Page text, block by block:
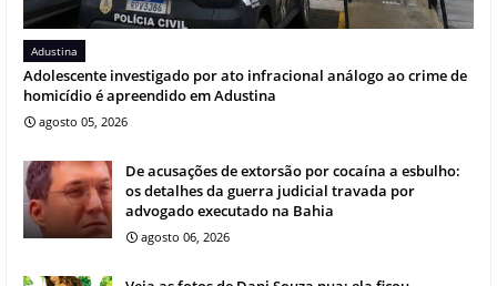
Adustina
Adolescente investigado por ato infracional análogo ao crime de
homicídio é apreendido em Adustina
agosto 05, 2026
De acusações de extorsão por cocaína a esbulho:
os detalhes da guerra judicial travada por
advogado executado na Bahia
agosto 06, 2026